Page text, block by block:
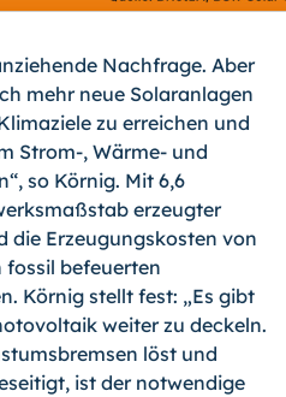
Nachfrage. Aber
mehr neue Solaranlagen
zu erreichen und
Strom-, Wärme- und
so Körnig. Mit 6,6
erzeugter
die Erzeugungskosten von
fossil befeuerten
Körnig stellt fest: „Es gibt
weiter zu deckeln.
löst und
ist der notwendige